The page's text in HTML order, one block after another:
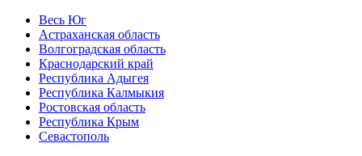
Весь Юг
Астраханская область
Волгоградская область
Краснодарский край
Республика Адыгея
Республика Калмыкия
Ростовская область
Республика Крым
Севастополь